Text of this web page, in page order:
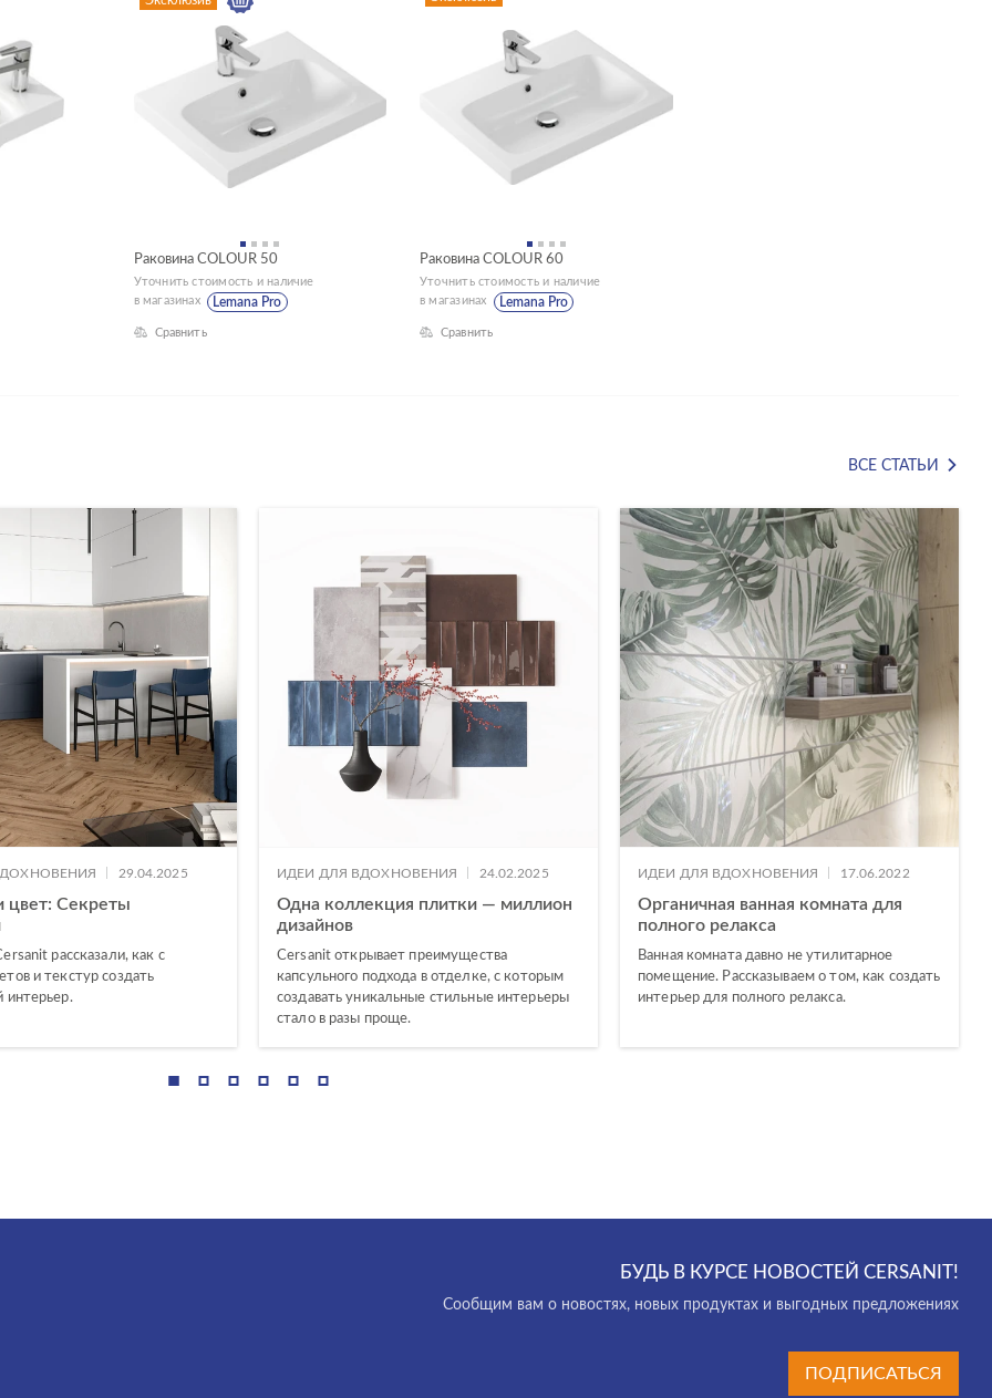
Раковина COLOUR 50
Уточнить стоимость и наличие
в магазинах
Lemana Pro
Сравнить
Раковина COLOUR 60
Уточнить стоимость и наличие
в магазинах
Lemana Pro
Сравнить
ВСЕ СТАТЬИ
29.04.2025
цвет: Секреты
рассказали, как с
и текстур создать
интерьер.
ИДЕИ ДЛЯ ВДОХНОВЕНИЯ 24.02.2025
Одна коллекция плитки — миллион
дизайнов
Cersanit открывает преимущества
капсульного подхода в отделке, с которым
создавать уникальные стильные интерьеры
стало в разы проще.
ИДЕИ ДЛЯ ВДОХНОВЕНИЯ 17.06.2022
Органичная ванная комната для
полного релакса
Ванная комната давно не утилитарное
помещение. Рассказываем о том, как создать
интерьер для полного релакса.
БУДЬ В КУРСЕ НОВОСТЕЙ CERSANIT!
Cообщим вам о новостях, новых продуктах и выгодных предложениях
ПОДПИСАТЬСЯ